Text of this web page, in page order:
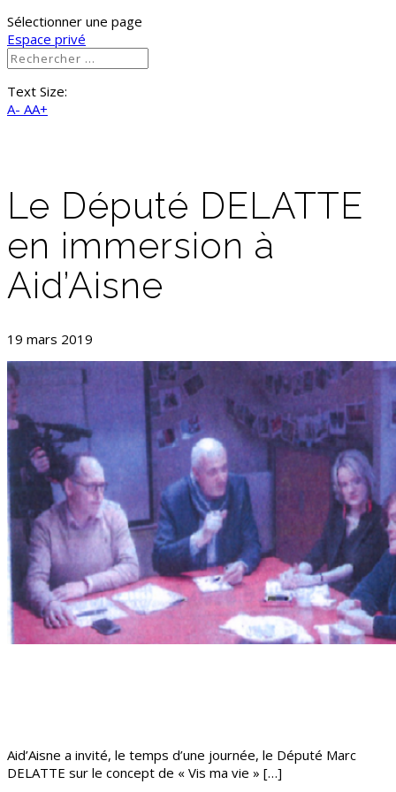
Sélectionner une page
Espace privé
Text Size:
A- AA+
Le Député DELATTE
en immersion à
Aid’Aisne
19 mars 2019
Aid’Aisne a invité, le temps d’une journée, le Député Marc
DELATTE sur le concept de « Vis ma vie » […]